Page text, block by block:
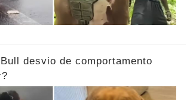
desvio de comportamento